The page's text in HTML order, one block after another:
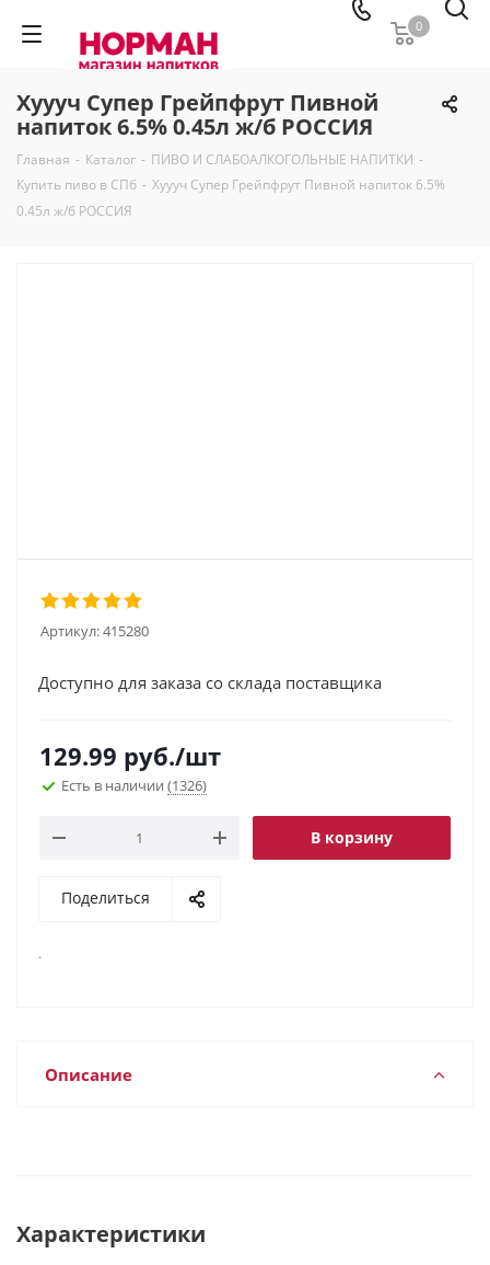
0
Хуууч Супер Грейпфрут Пивной
напиток 6.5% 0.45л ж/б РОССИЯ
Главная - Каталог - ПИВО И СЛАБОАЛКОГОЛЬНЫЕ НАПИТКИ -
Купить пиво в СПб - Хуууч Супер Грейпфрут Пивной напиток 6.5%
0.45л ж/б РОССИЯ
Артикул:415280
Доступно для заказа со склада поставщика
129.99 руб./шт
Есть в наличии (1326)
В корзину
Поделиться
.
Описание
Характеристики